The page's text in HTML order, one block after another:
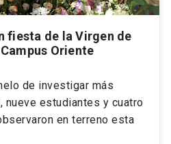
fiesta de la Virgen de
Oriente
de investigar más
estudiantes y cuatro
en terreno esta